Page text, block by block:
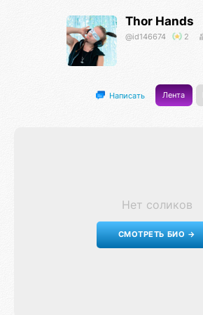
Thor Hands
@id146674 2
Написать Лента
Нет соликов
СМОТРЕТЬ БИО →